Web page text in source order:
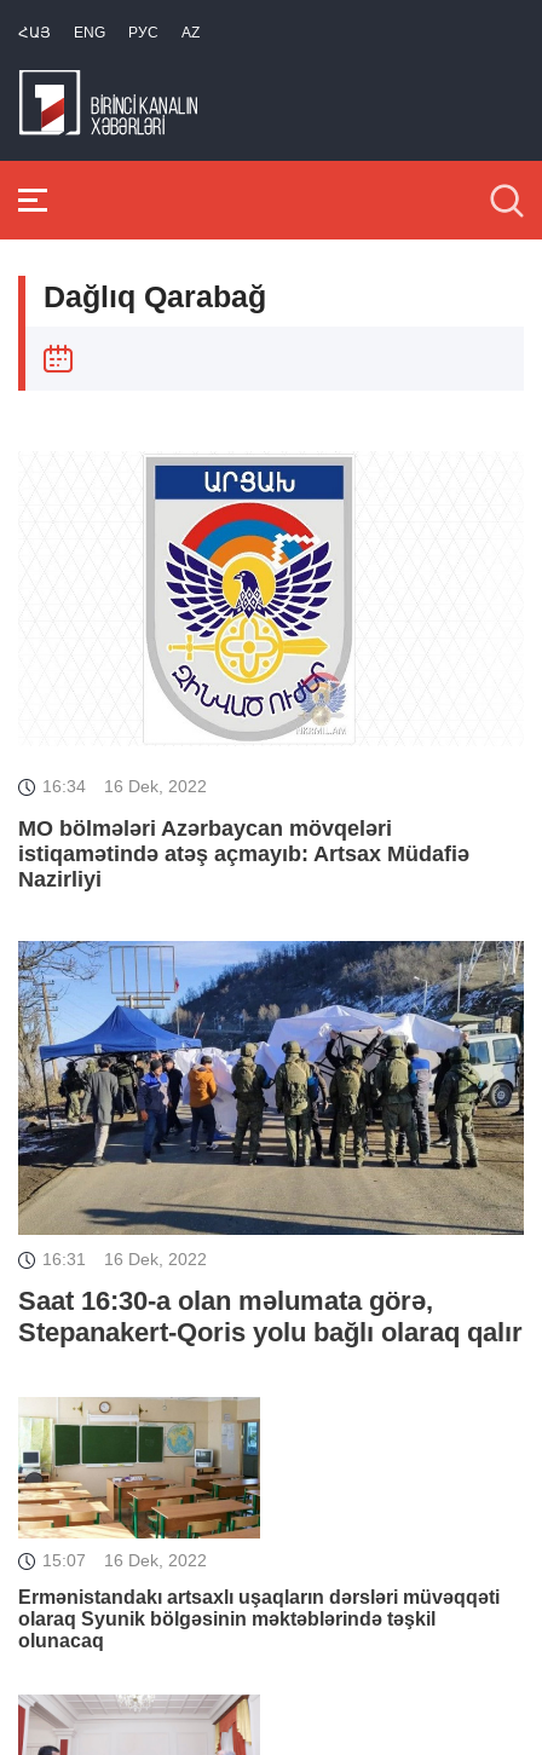
ՀԱՅ ENG РУС AZ
Dağlıq Qarabağ
16:34 16 Dek, 2022
MO bölmələri Azərbaycan mövqeləri
istiqamətində atəş açmayıb: Artsax Müdafiə
Nazirliyi
16:31 16 Dek, 2022
Saat 16:30-a olan məlumata görə,
Stepanakert-Qoris yolu bağlı olaraq qalır
15:07 16 Dek, 2022
Ermənistandakı artsaxlı uşaqların dərsləri müvəqqəti
olaraq Syunik bölgəsinin məktəblərində təşkil
olunacaq